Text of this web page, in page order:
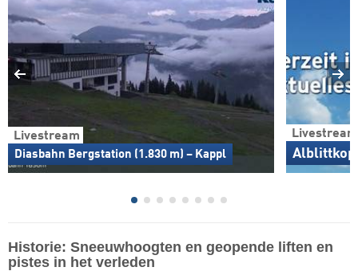
Livestream
Diasbahn Bergstation (1.830 m) – Kappl
Livestream
Historie: Sneeuwhoogten en geopende liften en
pistes in het verleden